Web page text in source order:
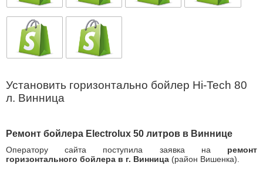
Установить горизонтально бойлер Hi-Tech 80
л. Винница
Ремонт бойлера Electrolux 50 литров в Виннице
Оператору сайта поступила заявка на ремонт
горизонтального бойлера в г. Винница (район Вишенка).